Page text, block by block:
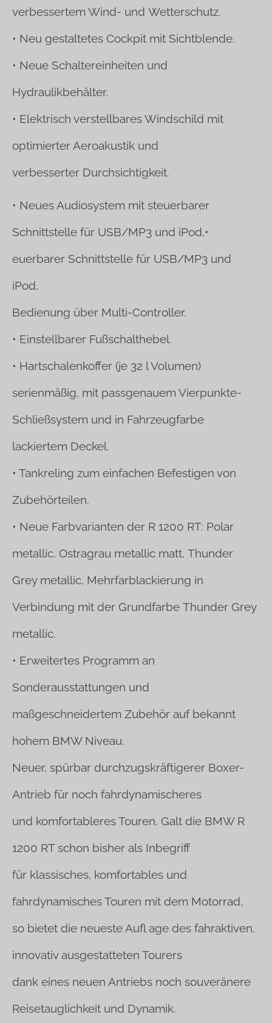
verbessertem Wind- und Wetterschutz.
• Neu gestaltetes Cockpit mit Sichtblende.
• Neue Schaltereinheiten und
Hydraulikbehälter.
• Elektrisch verstellbares Windschild mit
optimierter Aeroakustik und
verbesserter Durchsichtigkeit.
• Neues Audiosystem mit steuerbarer
Schnittstelle für USB/MP3 und iPod,•
euerbarer Schnittstelle für USB/MP3 und
iPod,
Bedienung über Multi-Controller.
• Einstellbarer Fußschalthebel.
• Hartschalenkoffer (je 32 l Volumen)
serienmäßig, mit passgenauem Vierpunkte-
Schließsystem und in Fahrzeugfarbe
lackiertem Deckel.
• Tankreling zum einfachen Befestigen von
Zubehörteilen.
• Neue Farbvarianten der R 1200 RT: Polar
metallic, Ostragrau metallic matt, Thunder
Grey metallic, Mehrfarblackierung in
Verbindung mit der Grundfarbe Thunder Grey
metallic.
• Erweitertes Programm an
Sonderausstattungen und
maßgeschneidertem Zubehör auf bekannt
hohem BMW Niveau.
Neuer, spürbar durchzugskräftigerer Boxer-
Antrieb für noch fahrdynamischeres
und komfortableres Touren. Galt die BMW R
1200 RT schon bisher als Inbegriff
für klassisches, komfortables und
fahrdynamisches Touren mit dem Motorrad,
so bietet die neueste Aufl age des fahraktiven,
innovativ ausgestatteten Tourers
dank eines neuen Antriebs noch souveränere
Reisetauglichkeit und Dynamik.